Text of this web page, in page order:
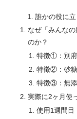
誰かの役に
なぜ「みんな
のか？
特徴①：別
特徴②：砂
特徴③：無
実際に2ヶ月使
使用1週間目